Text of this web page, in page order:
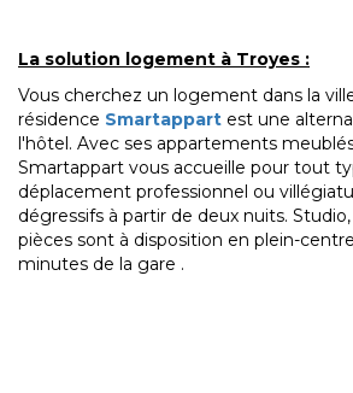
La solution logement à Troyes :
Vous cherchez un logement dans la
résidence Smartappart est une
l'hôtel. Avec ses appartements
Smartappart vous accueille pour tout
déplacement professionnel ou
dégressifs à partir de deux nuits.
pièces sont à disposition en plein-
minutes de la gare .